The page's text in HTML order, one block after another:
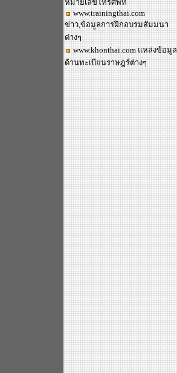
หมายเลขโทรศัพท์
www.trainingthai.com
ข่าว,ข้อมูลการฝึกอบรมสัมมนา
ต่างๆ
www.khonthai.comแหล่งข้อมูล
ด้านทะเบียนราษฎร์ต่างๆ